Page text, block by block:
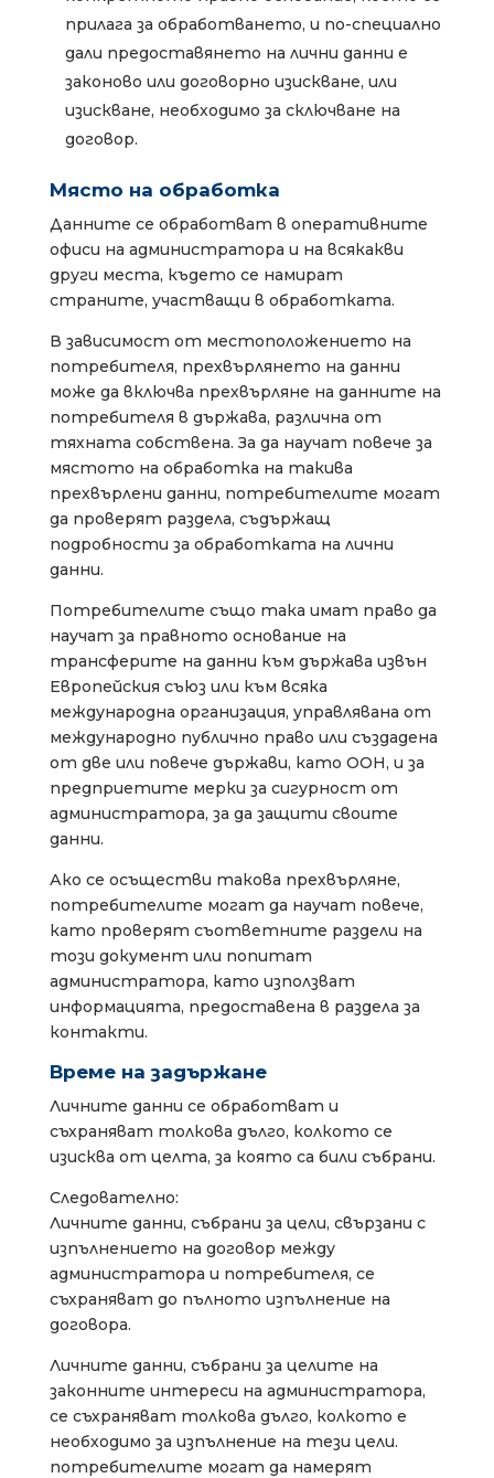
прилага за обработването, и по-специално
дали предоставянето на лични данни е
законово или договорно изискване, или
изискване, необходимо за сключване на
договор.
Място на обработка
Данните се обработват в оперативните
офиси на администратора и на всякакви
други места, където се намират
страните, участващи в обработката.
В зависимост от местоположението на
потребителя, прехвърлянето на данни
може да включва прехвърляне на данните на
потребителя в държава, различна от
тяхната собствена. За да научат повече за
мястото на обработка на такива
прехвърлени данни, потребителите могат
да проверят раздела, съдържащ
подробности за обработката на лични
данни.
Потребителите също така имат право да
научат за правното основание на
трансферите на данни към държава извън
Европейския съюз или към всяка
международна организация, управлявана от
международно публично право или създадена
от две или повече държави, като ООН, и за
предприетите мерки за сигурност от
администратора, за да защити своите
данни.
Ако се осъществи такова прехвърляне,
потребителите могат да научат повече,
като проверят съответните раздели на
този документ или попитат
администратора, като използват
информацията, предоставена в раздела за
контакти.
Време на задържане
Личните данни се обработват и
съхраняват толкова дълго, колкото се
изисква от целта, за която са били събрани.
Следователно:
Личните данни, събрани за цели, свързани с
изпълнението на договор между
администратора и потребителя, се
съхраняват до пълното изпълнение на
договора.
Личните данни, събрани за целите на
законните интереси на администратора,
се съхраняват толкова дълго, колкото е
необходимо за изпълнение на тези цели.
потребителите могат да намерят